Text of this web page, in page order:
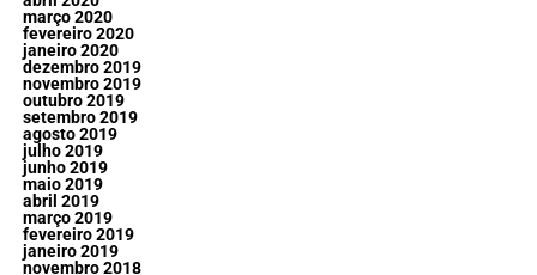
março 2020
fevereiro 2020
janeiro 2020
dezembro 2019
novembro 2019
outubro 2019
setembro 2019
agosto 2019
julho 2019
junho 2019
maio 2019
abril 2019
março 2019
fevereiro 2019
janeiro 2019
novembro 2018